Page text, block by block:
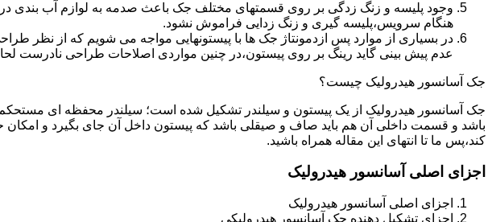
وجود پلیسه و زنگ زدگی بر روی قسمتهای مختلف جک باعث صدمه به لوازم آب بندی در
هنگام سرویس،پلیسه گیری و زنگ زدایی فراموش نشود.
در بسیاری از موارد پس ازدمونتاژ جک ها با پیستونهایی مواجه می شویم که از نظر
عدم پیش بینی گاید رینگ بر روی پیستون،در چنین مواردی اصلاحات طراحی نادرست
جک آسانسور هیدرولیک چیست؟
جک آسانسور هیدرولیک از یک پیستون و سیلندر تشکیل شده است؛ سیلندر محفظه ای
باشد و قسمت داخلی آن هم باید صاف و صیقلی باشد که پیستون داخل آن جای بگیرد و
کند،پس ما تا انتهای این مقاله همراه باشید.
اجزای اصلی آسانسور هیدرولیک
اجزای اصلی آسانسور هیدرولیک
اجزای تشکیل دهنده جک آسانسور هیدرولیکی